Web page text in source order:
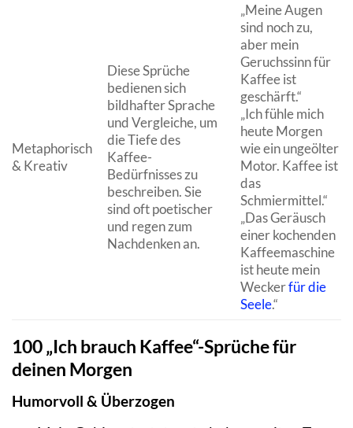
Metaphorisch
& Kreativ
Diese Sprüche
bedienen sich
bildhafter Sprache
und Vergleiche, um
die Tiefe des
Kaffee-
Bedürfnisses zu
beschreiben. Sie
sind oft poetischer
und regen zum
Nachdenken an.
„Meine Augen
sind noch zu,
aber mein
Geruchssinn für
Kaffee ist
geschärft.“
„Ich fühle mich
heute Morgen
wie ein ungeölter
Motor. Kaffee ist
das
Schmiermittel.“
„Das Geräusch
einer kochenden
Kaffeemaschine
ist heute mein
Weckerfür die
Seele.“
100 „Ich brauch Kaffee“-Sprüche für
deinen Morgen
Humorvoll & Überzogen